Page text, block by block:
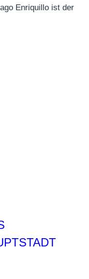
Enriquillo ist der